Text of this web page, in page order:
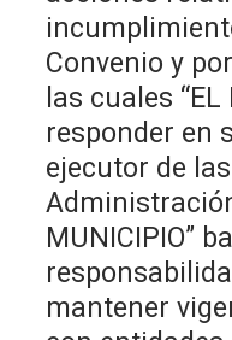
Convenio y
las cuales “EL
responder en
ejecutor de
MUNICIPIO”
mantener